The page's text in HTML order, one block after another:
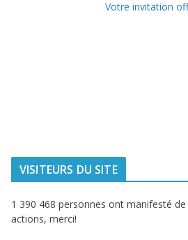
Votre invitation
VISITEURS DU SITE
1 390 468 personnes ont manifesté
actions, merci!